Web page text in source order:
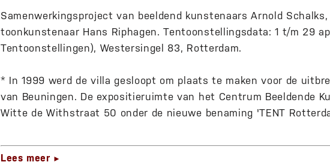
Samenwerkingsproject van beeldend kunstenaars Arnold Schalks,
toonkunstenaar Hans Riphagen. Tentoonstellingsdata: 1 t/m 29
Tentoonstellingen), Westersingel 83, Rotterdam.
* In 1999 werd de villa gesloopt om plaats te maken voor de
van Beuningen. De expositieruimte van het Centrum Beeldende
Witte de Withstraat 50 onder de nieuwe benaming 'TENT
Lees meer ►